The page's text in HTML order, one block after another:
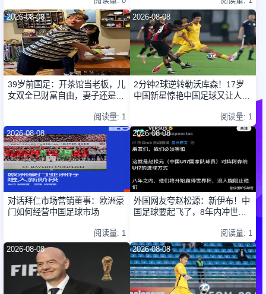
2026-08-08
39岁前国足：开茶馆当老板，儿
女双全已财富自由，妻子还是黄
阅读量: 1
2026-08-08
2分钟2球逆转勒沃库森！17岁
中国新星惊艳中国足球又让人看
阅读量: 1
2026-08-08
对话拜仁市场营销董事：欧洲豪
门如何经营中国足球市场
阅读量: 1
2026-08-08
外国网友夸赵松源：新伊布！中
国足球要起飞了，8年内冲世界
阅读量: 1
2026-08-08
2026-08-08